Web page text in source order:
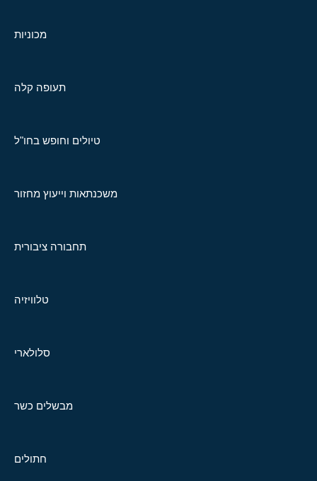
מכוניות
תעופה קלה
טיולים וחופש בחו"ל
משכנתאות וייעוץ מחזור
תחבורה ציבורית
טלוויזיה
סלולארי
מבשלים כשר
חתולים